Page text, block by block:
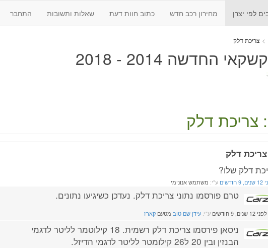
לפי יצרן מחירון רכב חדש כתוב חוות דעת שאלות ותשובות התחבר
> צריכת דלק
החדשה 2014 - 2018
צריכת דלק
צריכת דלק
דלק שלו?
חודשים ע"י: משתמש אנונימי
טרם פורסמו נתוני צריכת דלק. נעדכן כשיגיעו נתונים.
לפני 12 שנים, 9 חודשים ע"י:עידן שם טוב מטעםקארז
ניסאן פירסמו צריכת דלק רשמית. 18 קילוטמר לליטר לדגמי
הבנזין ובין 20 ל26 קילומטר לליטר לדגמי הדיזל.